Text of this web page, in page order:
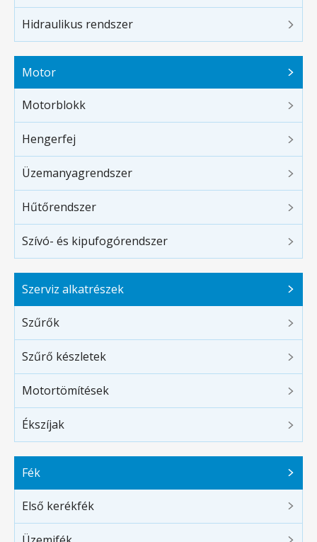
Hidraulikus rendszer
Motor
Motorblokk
Hengerfej
Üzemanyagrendszer
Hűtőrendszer
Szívó- és kipufogórendszer
Szerviz alkatrészek
Szűrők
Szűrő készletek
Motortömítések
Ékszíjak
Fék
Első kerékfék